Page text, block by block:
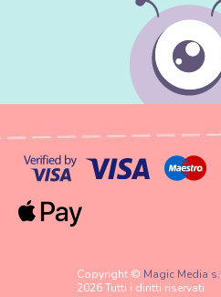
Copyright © Magic Media
2026 Tutti i diritti riservati